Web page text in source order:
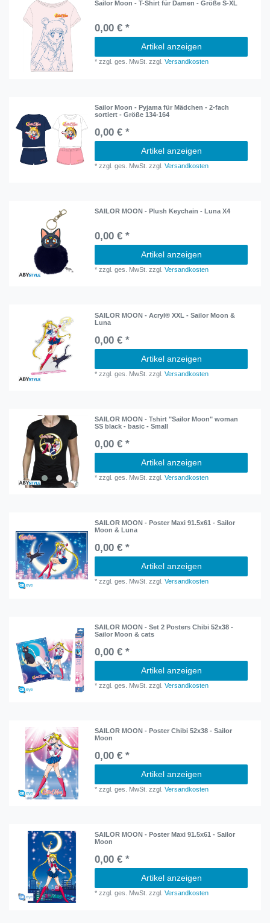
Sailor Moon - T-Shirt für Damen - Größe S-XL
0,00 € *
Artikel anzeigen
*zzgl. ges. MwSt. zzgl.Versandkosten
Sailor Moon - Pyjama für Mädchen - 2-fach
sortiert - Größe 134-164
0,00 € *
Artikel anzeigen
*zzgl. ges. MwSt. zzgl.Versandkosten
SAILOR MOON - Plush Keychain - Luna X4
0,00 € *
Artikel anzeigen
*zzgl. ges. MwSt. zzgl.Versandkosten
SAILOR MOON - Acryl® XXL - Sailor Moon &
Luna
0,00 € *
Artikel anzeigen
*zzgl. ges. MwSt. zzgl.Versandkosten
SAILOR MOON - Tshirt "Sailor Moon" woman
SS black - basic - Small
0,00 € *
Artikel anzeigen
*zzgl. ges. MwSt. zzgl.Versandkosten
SAILOR MOON - Poster Maxi 91.5x61 - Sailor
Moon & Luna
0,00 € *
Artikel anzeigen
*zzgl. ges. MwSt. zzgl.Versandkosten
SAILOR MOON - Set 2 Posters Chibi 52x38 -
Sailor Moon & cats
0,00 € *
Artikel anzeigen
*zzgl. ges. MwSt. zzgl.Versandkosten
SAILOR MOON - Poster Chibi 52x38 - Sailor
Moon
0,00 € *
Artikel anzeigen
*zzgl. ges. MwSt. zzgl.Versandkosten
SAILOR MOON - Poster Maxi 91.5x61 - Sailor
Moon
0,00 € *
Artikel anzeigen
*zzgl. ges. MwSt. zzgl.Versandkosten